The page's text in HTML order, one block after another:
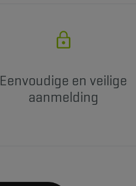
Eenvoudige en veilige
aanmelding